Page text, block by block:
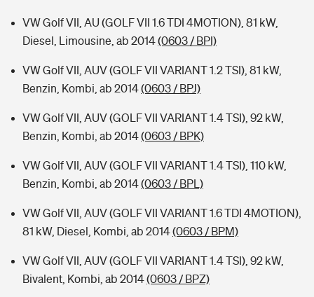
VW Golf VII, AU (GOLF VII 1.6 TDI 4MOTION), 81 kW,
Diesel, Limousine, ab 2014(0603 / BPI)
VW Golf VII, AUV (GOLF VII VARIANT 1.2 TSI), 81 kW,
Benzin, Kombi, ab 2014(0603 / BPJ)
VW Golf VII, AUV (GOLF VII VARIANT 1.4 TSI), 92 kW,
Benzin, Kombi, ab 2014(0603 / BPK)
VW Golf VII, AUV (GOLF VII VARIANT 1.4 TSI), 110 kW,
Benzin, Kombi, ab 2014(0603 / BPL)
VW Golf VII, AUV (GOLF VII VARIANT 1.6 TDI 4MOTION),
81 kW, Diesel, Kombi, ab 2014(0603 / BPM)
VW Golf VII, AUV (GOLF VII VARIANT 1.4 TSI), 92 kW,
Bivalent, Kombi, ab 2014(0603 / BPZ)